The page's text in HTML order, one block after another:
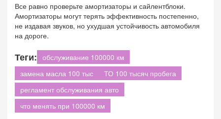
Все равно проверьте амортизаторы и сайлентблоки.
Амортизаторы могут терять эффективность постепенно,
не издавая звуков, но ухудшая устойчивость автомобиля
на дороге.
Теги: обслуживание 100000 км
замена масла 100 тыс
ТО 100 тысяч пробега
регламент обслуживания авто
что менять при 100000 км